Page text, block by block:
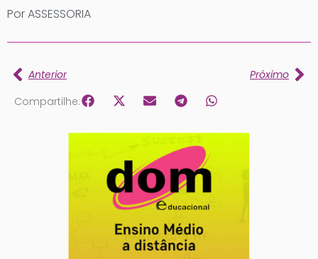
Por ASSESSORIA
Anterior
Próximo
Compartilhe: